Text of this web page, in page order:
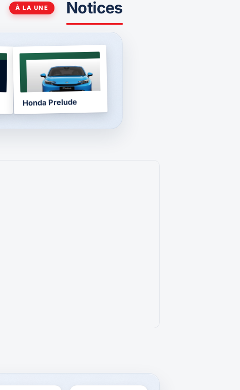
À LA UNE Notices
NOTICE
2026
Honda Prelude